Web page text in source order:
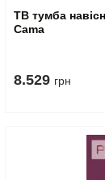
ТВ тумба
Cama
8.529 грн